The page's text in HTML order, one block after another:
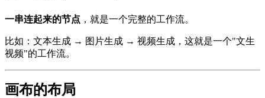
一串连起来的节点 ，就是一个完整的工作流。
比如：文本生成 → 图片生成 → 视频生成，这就是一个"文生
视频"的工作流。
画布的布局